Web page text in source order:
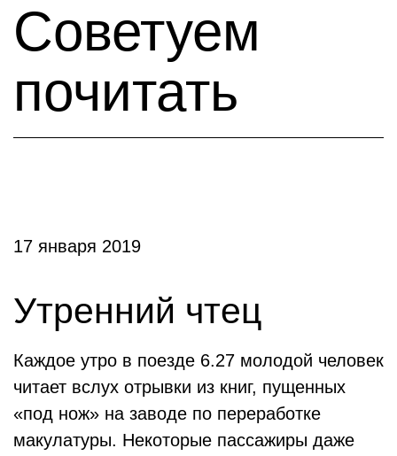
Советуем
почитать
17 января 2019
Утренний чтец
Каждое утро в поезде 6.27 молодой человек
читает вслух отрывки из книг, пущенных
«под нож» на заводе по переработке
макулатуры. Некоторые пассажиры даже